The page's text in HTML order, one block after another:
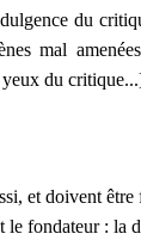
du
mal
yeux du
et doivent
fondateur : la